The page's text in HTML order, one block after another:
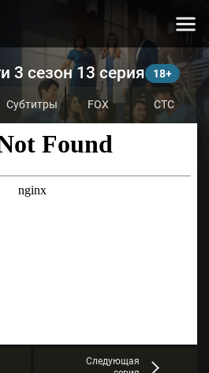
3 сезон 13 серия
Субтитры FOX СТС
Следующая